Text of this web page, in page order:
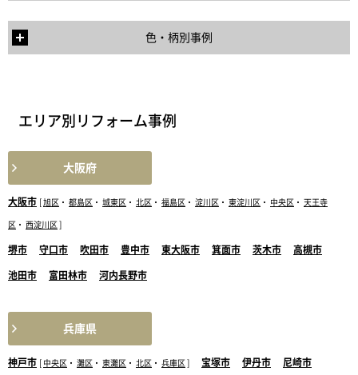
色・柄別事例
エリア別リフォーム事例
大阪府
大阪市 旭区 ・ 都島区 ・ 城東区 ・ 北区 ・ 福島区 ・ 淀川区 ・ 東淀川区 ・ 中央区 ・ 天王寺
区 ・ 西淀川区
堺市 守口市 吹田市 豊中市 東大阪市 箕面市 茨木市 高槻市
池田市 富田林市 河内長野市
兵庫県
神戸市 中央区 ・ 灘区 ・ 東灘区 ・ 北区 ・ 兵庫区 宝塚市 伊丹市 尼崎市